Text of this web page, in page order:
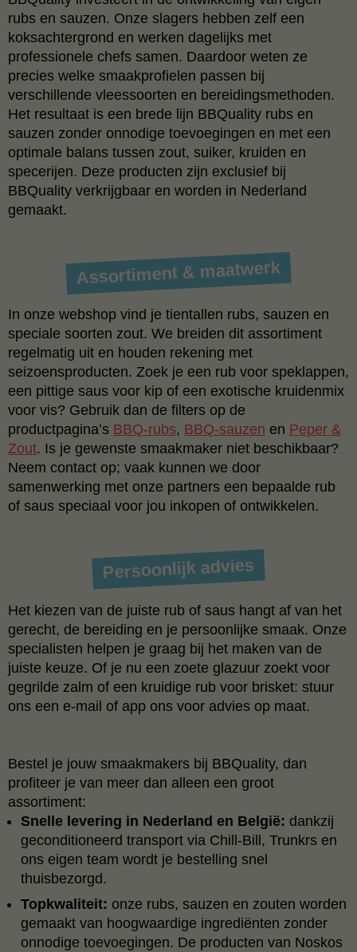
rubs en sauzen. Onze slagers hebben zelf een
koksachtergrond en werken dagelijks met
professionele chefs samen. Daardoor weten ze
precies welke smaakprofielen passen bij
verschillende vleessoorten en bereidingsmethoden.
Het resultaat is een brede lijn BBQuality rubs en
sauzen zonder onnodige toevoegingen en met een
optimale balans tussen zout, suiker, kruiden en
specerijen. Deze producten zijn exclusief bij
BBQuality verkrijgbaar en worden in Nederland
gemaakt.
Assortiment & maatwerk
In onze webshop vind je tientallen rubs, sauzen en
speciale soorten zout. We breiden dit assortiment
regelmatig uit en houden rekening met
seizoensproducten. Zoek je een rub voor speklappen,
een pittige saus voor kip of een exotische kruidenmix
voor vis? Gebruik dan de filters op de
productpagina’s BBQ‑rubs, BBQ‑sauzen en Peper &
Zout. Is je gewenste smaakmaker niet beschikbaar?
Neem contact op; vaak kunnen we door
samenwerking met onze partners een bepaalde rub
of saus speciaal voor jou inkopen of ontwikkelen.
Persoonlijk advies
Het kiezen van de juiste rub of saus hangt af van het
gerecht, de bereiding en je persoonlijke smaak. Onze
specialisten helpen je graag bij het maken van de
juiste keuze. Of je nu een zoete glazuur zoekt voor
gegrilde zalm of een kruidige rub voor brisket: stuur
ons een e‑mail of app ons voor advies op maat.
Bestel je jouw smaakmakers bij BBQuality, dan
profiteer je van meer dan alleen een groot
assortiment:
Snelle levering in Nederland en België: dankzij
geconditioneerd transport via Chill‑Bill, Trunkrs en
ons eigen team wordt je bestelling snel
thuisbezorgd.
Topkwaliteit: onze rubs, sauzen en zouten worden
gemaakt van hoogwaardige ingrediënten zonder
onnodige toevoegingen. De producten van Noskos